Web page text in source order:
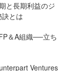
と長期利益のジ
とは
＆A組織──立ち
Ventures